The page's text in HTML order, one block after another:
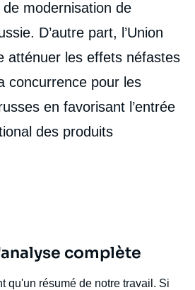
modernisation de
D’autre part, l’Union
atténuer les effets néfastes
concurrence pour les
en favorisant l’entrée
des produits
complète
qu'un résumé de notre travail. Si